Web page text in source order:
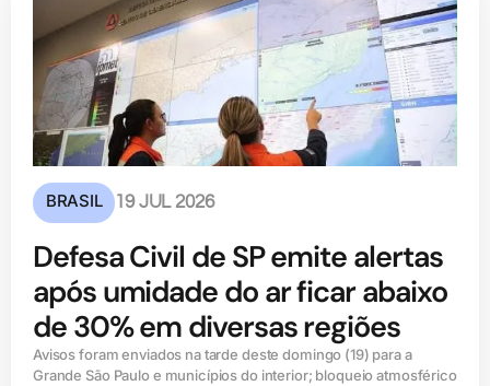
BRASIL 19 JUL 2026
Defesa Civil de SP emite alertas
após umidade do ar ficar abaixo
de 30% em diversas regiões
Avisos foram enviados na tarde deste domingo (19) para a
Grande São Paulo e municípios do interior; bloqueio atmosférico